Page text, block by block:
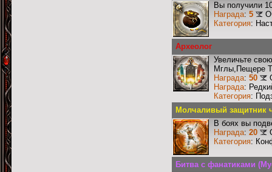
Вы получили
Награда: 5
Категория:
Археолог
Увеличьте
Мглы,Пещере
Награда: 50
Награда:
Категория:
Молчаливый защитник
В боях вы
Награда: 20
Категория:
Битва с фанатиками